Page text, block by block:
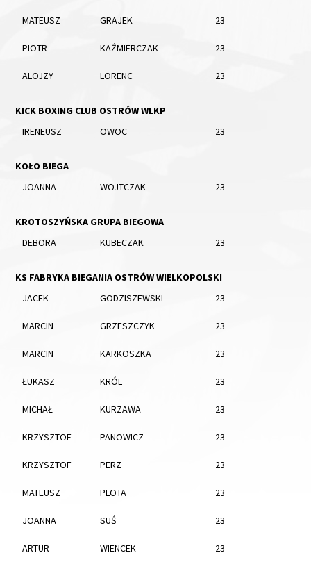
MATEUSZ GRAJEK 23
PIOTR KAŹMIERCZAK 23
ALOJZY LORENC 23
KICK BOXING CLUB OSTRÓW WLKP
IRENEUSZ
OWOC 23
KOŁO BIEGA
JOANNA
WOJTCZAK 23
KROTOSZYŃSKA GRUPA BIEGOWA
DEBORA
KUBECZAK 23
KS FABRYKA BIEGANIA OSTRÓW WIELKOPOLSKI
JACEK
GODZISZEWSKI 23
MARCIN GRZESZCZYK 23
MARCIN KARKOSZKA 23
ŁUKASZ KRÓL 23
MICHAŁ KURZAWA 23
KRZYSZTOF PANOWICZ 23
KRZYSZTOF PERZ 23
MATEUSZ PLOTA 23
JOANNA SUŚ 23
ARTUR WIENCEK 23